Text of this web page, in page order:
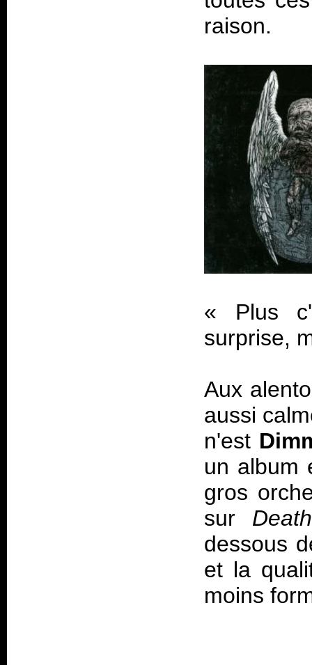
raison.
« Plus
surprise,
Aux
aussi
n'est
un album
gros
sur
dessous
et la
moins